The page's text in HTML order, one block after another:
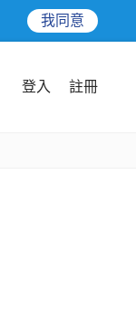
我同意
登入 註冊